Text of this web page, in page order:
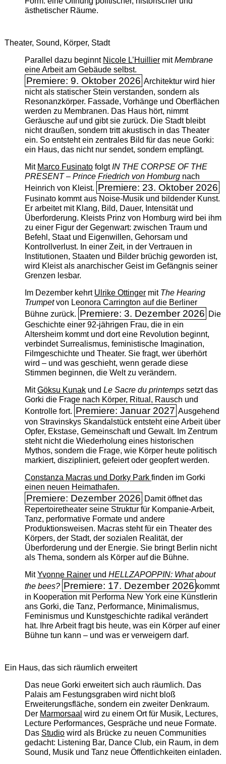
ästhetischer Räume.
Theater, Sound, Körper, Stadt
Parallel dazu beginnt Nicole L’Huilliermit ­Membrane
eine Arbeit am Gebäude selbst.
Premiere: 9. Oktober 2026 Architektur wird hier
nicht als statischer Stein verstanden, sondern als
Resonanzkörper. Fassade, Vorhänge und Oberflächen
werden zu Membranen. Das Haus hört, nimmt
Geräusche auf und gibt sie zurück. Die Stadt bleibt
nicht draußen, sondern tritt akustisch in das Theater
ein. So entsteht ein zentrales Bild für das neue Gorki:
ein Haus, das nicht nur sendet, sondern empfängt.
Mit Marco FusinatofolgtIN THE CORPSE OF THE
PRESENT – Prince Friedrich von Homburgnach
Heinrich von Kleist. Premiere: 23. Oktober 2026
Fusinato kommt aus Noise-Musik und bildender Kunst.
Er arbeitet mit Klang, Bild, Dauer, Intensität und
Überforderung. Kleists Prinz von Homburg wird bei ihm
zu einer Figur der Gegenwart: zwischen Traum und
Befehl, Staat und Eigenwillen, Gehorsam und
Kontrollverlust. In einer Zeit, in der Vertrauen in
Institutionen, Staaten und Bilder brüchig geworden ist,
wird Kleist als anarchischer Geist im Gefängnis seiner
Grenzen lesbar.
Im Dezember kehrt Ulrike Ottingermit The ­Hearing
Trumpetvon Leonora Carrington auf die Berliner
Bühne zurück. Premiere: 3. Dezember 2026 Die
Geschichte einer 92-jährigen Frau, die in ein
Altersheim kommt und dort eine Revolution beginnt,
verbindet Surrealismus, feministische Imagination,
Filmgeschichte und Theater. Sie fragt, wer überhört
wird – und was geschieht, wenn gerade diese
Stimmen beginnen, die Welt zu verändern.
MitGöksu Kunakund Le Sacre du printempssetzt das
Gorki die Frage nach Körper, Ritual, Rausch und
Kontrolle fort. Premiere: Januar 2027 Ausgehend
von Stravinskys Skandalstück entsteht eine Arbeit über
Opfer, Ekstase, Gemeinschaft und Gewalt. Im Zentrum
steht nicht die Wiederholung eines historischen
Mythos, sondern die Frage, wie Körper heute politisch
markiert, diszipliniert, gefeiert oder geopfert werden.
Constanza Macras und Dorky Park finden im Gorki
einen neuen Heimathafen.
Premiere: Dezember 2026 Damit öffnet das
Repertoiretheater seine Struktur für Kompanie-Arbeit,
Tanz, performative Formate und andere
Produktionsweisen. Macras steht für ein Theater des
Körpers, der Stadt, der sozialen Realität, der
Überforderung und der Energie. Sie bringt Berlin nicht
als Thema, sondern als Körper auf die Bühne.
MitYvonne Rainerund HELLZAPOPPIN: What about
the bees? Premiere: 17. Dezember 2026 kommt
in Kooperation mit Performa New York eine Künstlerin
ans Gorki, die Tanz, Performance, Minimalismus,
Feminismus und Kunstgeschichte radikal verändert
hat. Ihre Arbeit fragt bis heute, was ein Körper auf einer
Bühne tun kann – und was er verweigern darf.
Ein Haus, das sich räumlich erweitert
Das neue Gorki erweitert sich auch räumlich. Das
Palais am Festungsgraben wird nicht bloß
Erweiterungsfläche, sondern ein zweiter Denkraum.
Der Marmorsaal wird zu einem Ort für Musik, Lectures,
Lecture Performances, Gespräche und neue Formate.
Das Studiowird als Brücke zu neuen Communities
gedacht: Listening Bar, Dance Club, ein Raum, in dem
Sound, Musik und Tanz neue Öffentlichkeiten einladen.